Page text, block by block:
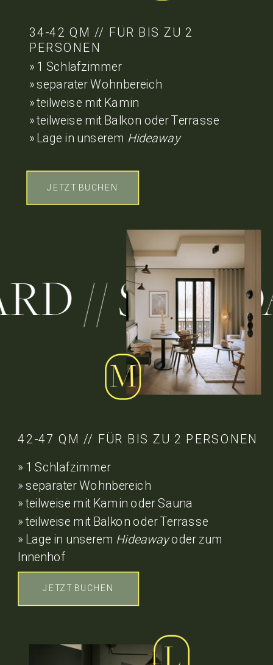
//
34-42 QM // FÜR BIS ZU 2
PERSONEN
» 1 Schlafzimmer
» separater Wohnbereich
» teilweise mit Kamin
» teilweise mit Balkon oder Terrasse
» Lage in unserem Hideaway
42-47 QM // FÜR BIS ZU 2 PERSONEN
» 1 Schlafzimmer
» separater Wohnbereich
» teilweise mit Kamin oder Sauna
» teilweise mit Balkon oder Terrasse
» Lage in unserem Hideawayoder zum
Innenhof
JETZT BUCHEN
JETZT BUCHEN